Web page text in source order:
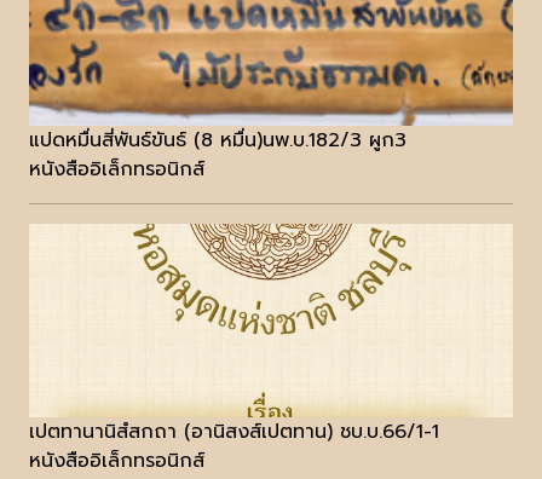
แปดหมื่นสี่พันธ์ขันธ์ (8 หมื่น)นพ.บ.182/3 ผูก3
หนังสืออิเล็กทรอนิกส์
เปตทานานิสํสกถา (อานิสงส์เปตทาน) ชบ.บ.66/1-1
หนังสืออิเล็กทรอนิกส์